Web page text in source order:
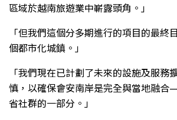
區域於越南旅遊業中嶄露頭角。」
「但我們這個分多期進行的項目的最終
個都市化城鎮。」
「我們現在已計劃了未來的設施及服務
慎，以確保會安南岸是完全與當地融合
省社群的一部分。」